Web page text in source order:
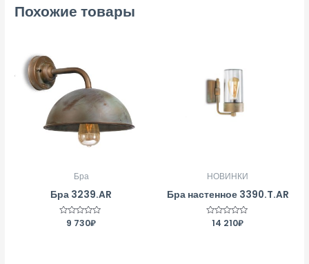
Похожие товары
Бра
Бра 3239.AR
Оценка
9 730₽
НОВИНКИ
Бра настенное 3390.T.AR
Оценка
14 210₽